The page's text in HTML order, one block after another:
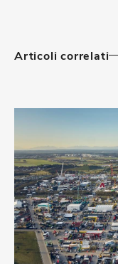
Articoli correlati